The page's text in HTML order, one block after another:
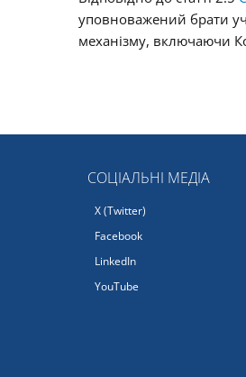
уповноважений брати
механізму, включаючи
СОЦІАЛЬНІ МЕДІА
X (Twitter)
Facebook
LinkedIn
YouTube